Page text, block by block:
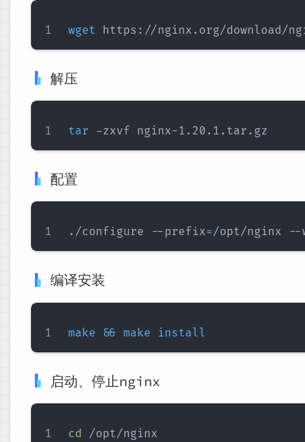
wget
解压
tar
配置
./configure --prefix=
编译安装
make && make install
启动、停止nginx
cd /opt/nginx